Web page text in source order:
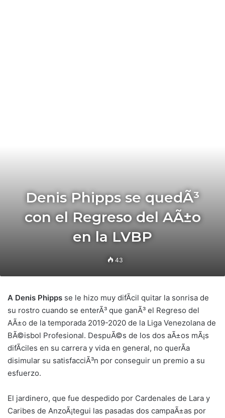
Denis Phipps se quedÃ³
con el Regreso del AÃ±o
en la LVBP
43
A Denis Phipps se le hizo muy difÃ­cil quitar la sonrisa de
su rostro cuando se enterÃ³ que ganÃ³ el Regreso del
AÃ±o de la temporada 2019-2020 de la Liga Venezolana de
BÃ©isbol Profesional. DespuÃ©s de los dos aÃ±os mÃ¡s
difÃ­ciles en su carrera y vida en general, no querÃ­a
disimular su satisfacciÃ³n por conseguir un premio a su
esfuerzo.
El jardinero, que fue despedido por Cardenales de Lara y
Caribes de AnzoÃ¡tegui las pasadas dos campaÃ±as por